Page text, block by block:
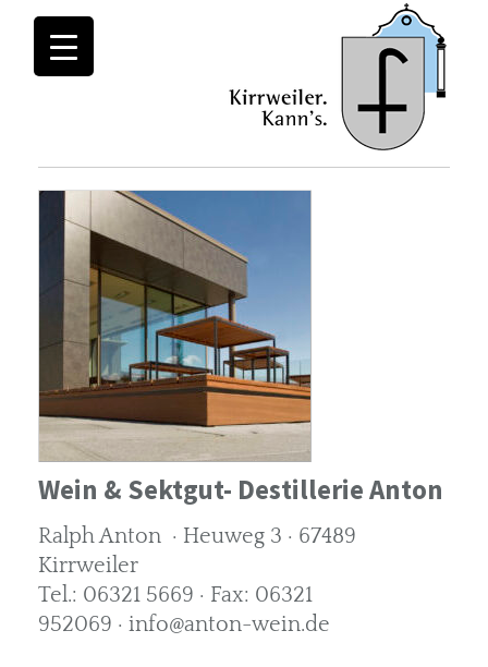
Wein & Sektgut- Destillerie Anton
Ralph Anton · Heuweg 3 · 67489
Kirrweiler
Tel.: 06321 5669 · Fax: 06321
952069 · info@anton-wein.de